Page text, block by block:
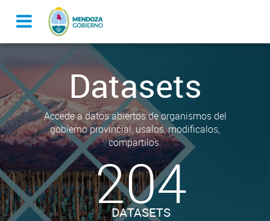
Datasets
Accede a datos abiertos de organismos del
gobierno provincial, usalos, modificalos,
compartilos.
204
DATASETS